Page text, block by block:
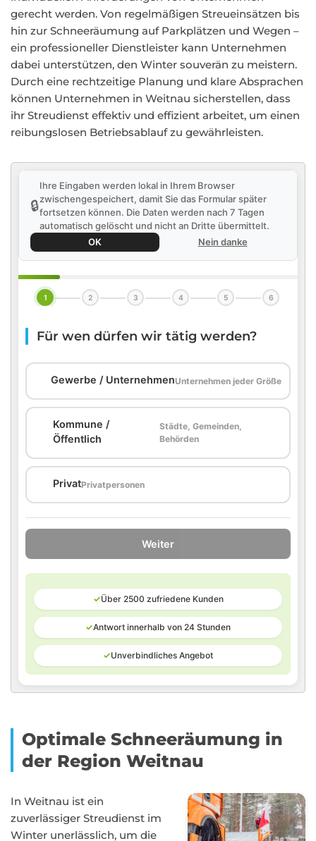
gerecht werden. Von regelmäßigen Streueinsätzen bis
hin zur Schneeräumung auf Parkplätzen und Wegen –
ein professioneller Dienstleister kann Unternehmen
dabei unterstützen, den Winter souverän zu meistern.
Durch eine rechtzeitige Planung und klare Absprachen
können Unternehmen in Weitnau sicherstellen, dass
ihr Streudienst effektiv und effizient arbeitet, um einen
reibungslosen Betriebsablauf zu gewährleisten.
🔒
Ihre Eingaben werden lokal in Ihrem Browser
zwischengespeichert, damit Sie das Formular später
fortsetzen können. Die Daten werden nach 7 Tagen
automatisch gelöscht und nicht an Dritte übermittelt.
OK
Nein danke
1 2 3 4 5 6
Für wen dürfen wir tätig werden?
Gewerbe / UnternehmenUnternehmen jeder Größe
Kommune /
Öffentlich
Städte, Gemeinden,
Behörden
PrivatPrivatpersonen
Weiter
✓Über 2500 zufriedene Kunden
✓Antwort innerhalb von 24 Stunden
✓Unverbindliches Angebot
Optimale Schneeräumung in
der Region Weitnau
In Weitnau ist ein
zuverlässiger Streudienst im
Winter unerlässlich, um die